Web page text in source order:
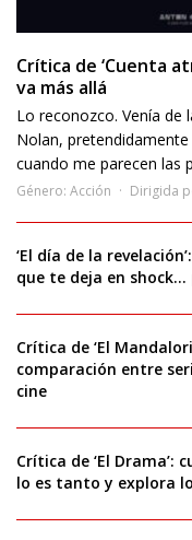
Crítica de ‘Cuenta
va más allá
Lo reconozco. Venía de
Nolan,
cuando me parecen las
Género: Acción Dirigida
‘El día de la
que te deja en
Crítica de ‘El
comparación entre
cine
Crítica de ‘El
lo es tanto y explora